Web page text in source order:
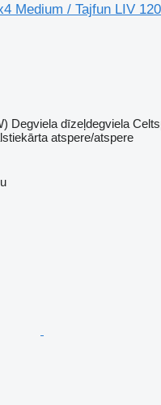
Medium / Tajfun LIV
Degviela dīzeļdegviela
atspere/atspere